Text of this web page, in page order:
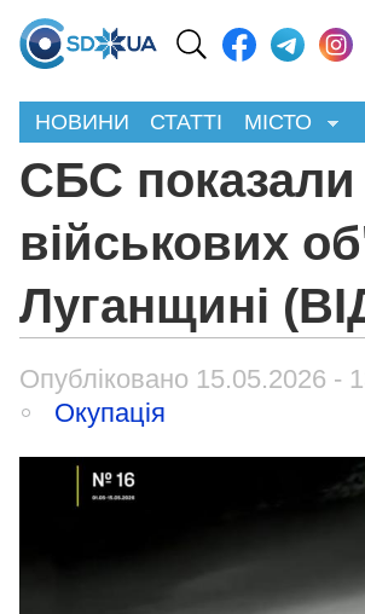
НОВИНИ СТАТТІ МІСТО
СБС
військових
Луганщині
Опубліковано 15.05.2026 -
Окупація